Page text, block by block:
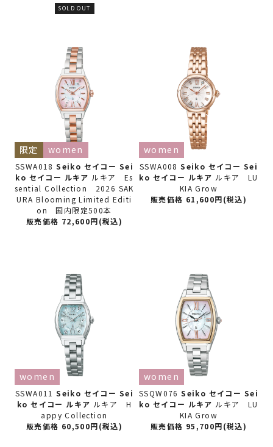
SOLD OUT
SSWA018 Seiko セイコー Sei
ko セイコー ルキア ルキア Es
sential Collection 2026 SAK
URA Blooming Limited Editi
on 国内限定500本
限定 women
販売価格 72,600円(税込)
SSWA008 Seiko セイコー Sei
ko セイコー ルキア ルキア LU
KIA Grow
women
販売価格 61,600円(税込)
SSWA011 Seiko セイコー Sei
ko セイコー ルキア ルキア H
appy Collection
women
販売価格 60,500円(税込)
SSQW076 Seiko セイコー Sei
ko セイコー ルキア ルキア LU
KIA Grow
women
販売価格 95,700円(税込)